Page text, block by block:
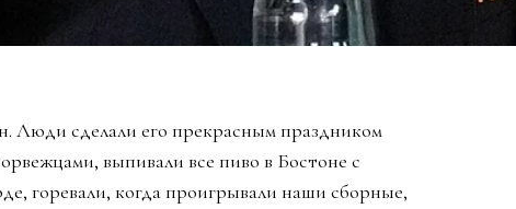
Люди сделали его прекрасным праздником
выпивали все пиво в Бостоне с
горевали, когда проигрывали наши сборные,